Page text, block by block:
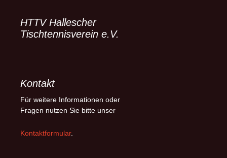
HTTV Hallescher
Tischtennisverein e.V.
Kontakt
Für weitere Informationen oder
Fragen nutzen Sie bitte unser
Kontaktformular.